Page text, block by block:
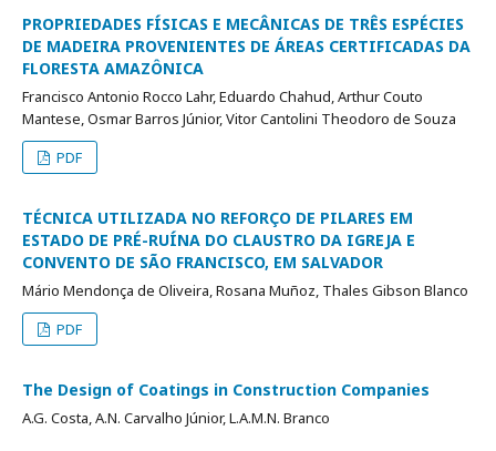
PROPRIEDADES FÍSICAS E MECÂNICAS DE TRÊS ESPÉCIES
DE MADEIRA PROVENIENTES DE ÁREAS CERTIFICADAS DA
FLORESTA AMAZÔNICA
Francisco Antonio Rocco Lahr, Eduardo Chahud, Arthur Couto
Mantese, Osmar Barros Júnior, Vitor Cantolini Theodoro de Souza
PDF
TÉCNICA UTILIZADA NO REFORÇO DE PILARES EM
ESTADO DE PRÉ-RUÍNA DO CLAUSTRO DA IGREJA E
CONVENTO DE SÃO FRANCISCO, EM SALVADOR
Mário Mendonça de Oliveira, Rosana Muñoz, Thales Gibson Blanco
PDF
The Design of Coatings in Construction Companies
A.G. Costa, A.N. Carvalho Júnior, L.A.M.N. Branco